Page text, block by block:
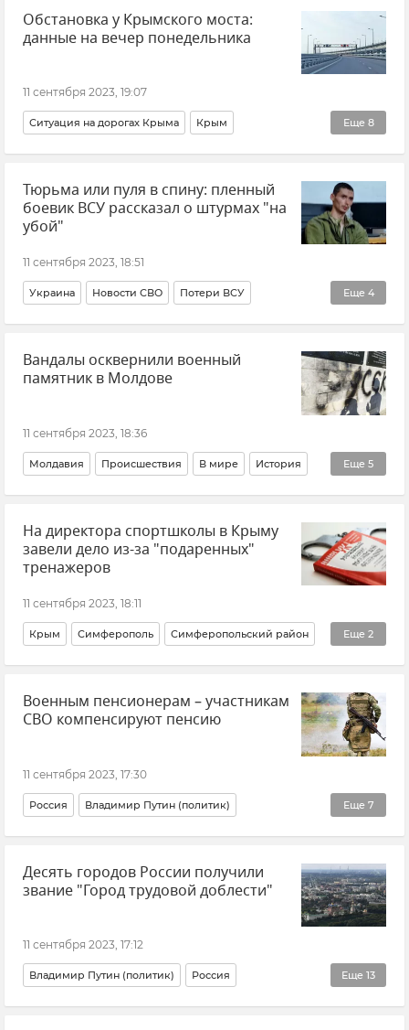
Обстановка у Крымского моста:
данные на вечер понедельника
11 сентября 2023, 19:07
Еще 8
Ситуация на дорогах Крыма Крым
Крымский мост Транспорт Логистика Керчь
Тамань Краснодарский край Новости Крыма
Общество
Тюрьма или пуля в спину: пленный
боевик ВСУ рассказал о штурмах "на
убой"
11 сентября 2023, 18:51
Еще 4
Украина Новости СВО Потери ВСУ
ВСУ (Вооруженные силы Украины) Общество
В мире Новости
Вандалы осквернили военный
памятник в Молдове
11 сентября 2023, 18:36
Еще 5
Молдавия Происшествия В мире История
Великая Отечественная война Новости
Общество Вандалы Вандализм
На директора спортшколы в Крыму
завели дело из-за "подаренных"
тренажеров
11 сентября 2023, 18:11
Еще 2
Крым Симферополь Симферопольский район
Комитет по противодействию коррупции Республики Крым
Происшествия
Военным пенсионерам – участникам
СВО компенсируют пенсию
11 сентября 2023, 17:30
Еще 7
Россия Владимир Путин (политик)
Закон и право Новости СВО Ветераны СВО
Помощь бойцам СВО Пенсия Общество
Десять городов России получили
звание "Город трудовой доблести"
11 сентября 2023, 17:12
Еще 13
Владимир Путин (политик) Россия
Город трудовой доблести Закон и право Новости